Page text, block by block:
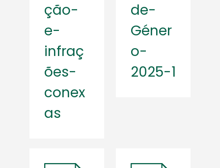
ção-
e-
infraç
ões-
conex
as
de-
Géner
o-
2025-1